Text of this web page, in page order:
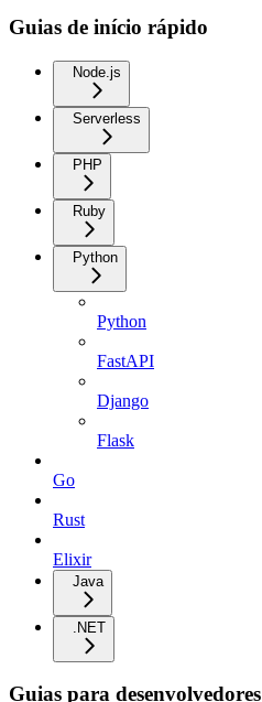
Guias de início rápido
Node.js
Serverless
PHP
Ruby
Python
Python
FastAPI
Django
Flask
Go
Rust
Elixir
Java
.NET
Guias para desenvolvedores